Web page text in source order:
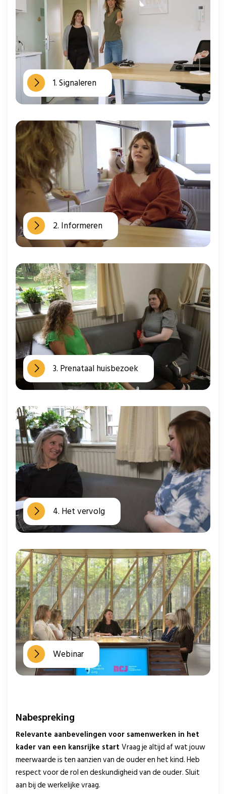
1. Signaleren
2. Informeren
3. Prenataal huisbezoek
4. Het vervolg
Webinar
Nabespreking
Relevante aanbevelingen voor samenwerken in het
kader van een kansrijke start Vraag je altijd af wat jouw
meerwaarde is ten aanzien van de ouder en het kind. Heb
respect voor de rol en deskundigheid van de ouder. Sluit
aan bij de werkelijke vraag.